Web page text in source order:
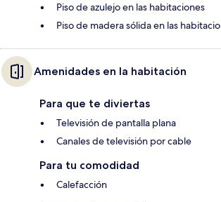
Piso de azulejo en las habitaciones
Piso de madera sólida en las
Amenidades en la habitación
Para que te diviertas
Televisión de pantalla plana
Canales de televisión por cable
Para tu comodidad
Calefacción